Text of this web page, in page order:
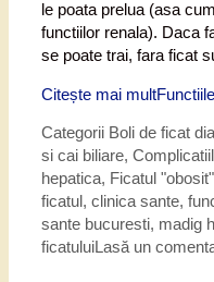
le poata prelua (asa
functiilor renala). Daca
se poate trai, fara ficat
Citește mai mult
Categorii Boli de ficat
si cai biliare,
hepatica, Ficatul "obosit"
ficatul, clinica sante,
sante bucuresti, madig
ficatuluiLasă un